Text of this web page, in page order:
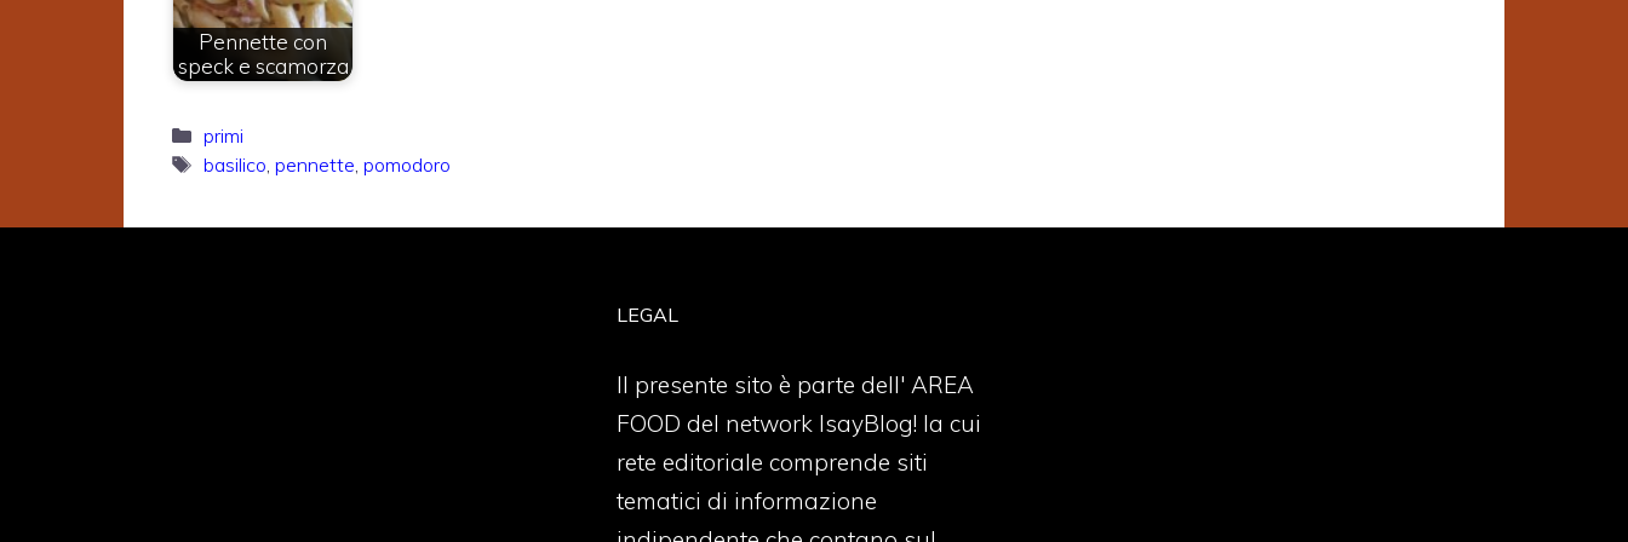
Pennette con
speck e scamorza
Categorie
primi
Tag
basilico pennette pomodoro
LEGAL
Il presente sito è parte dell' AREA
FOOD del network IsayBlog! la cui
rete editoriale comprende siti
tematici di informazione